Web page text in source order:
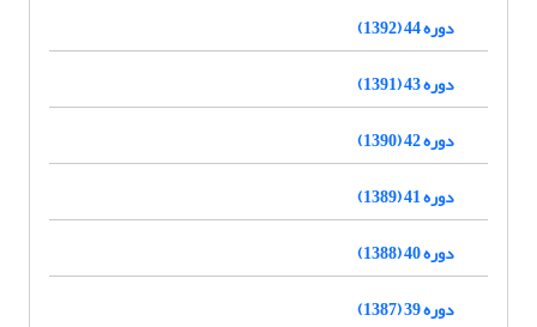
دوره 44 (1392)
دوره 43 (1391)
دوره 42 (1390)
دوره 41 (1389)
دوره 40 (1388)
دوره 39 (1387)